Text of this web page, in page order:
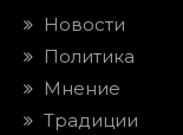
Новости
Политика
Мнение
Традиции